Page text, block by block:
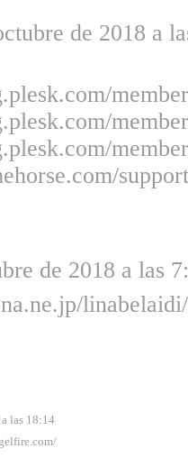
de 2018 a
de 2018 a las
linabelaidi/
las 18:14